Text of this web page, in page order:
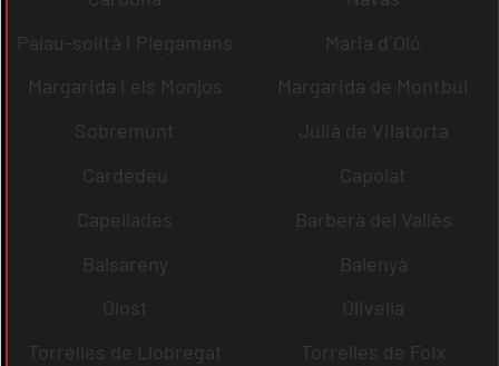
Palau-solità i Plegamans
Maria d´Oló
Margarida i els Monjos
Margarida de Montbui
Sobremunt
Julià de Vilatorta
Cardedeu
Capolat
Capellades
Barberà del Vallès
Balsareny
Balenyà
Olost
Olivella
Torrelles de Llobregat
Torrelles de Foix